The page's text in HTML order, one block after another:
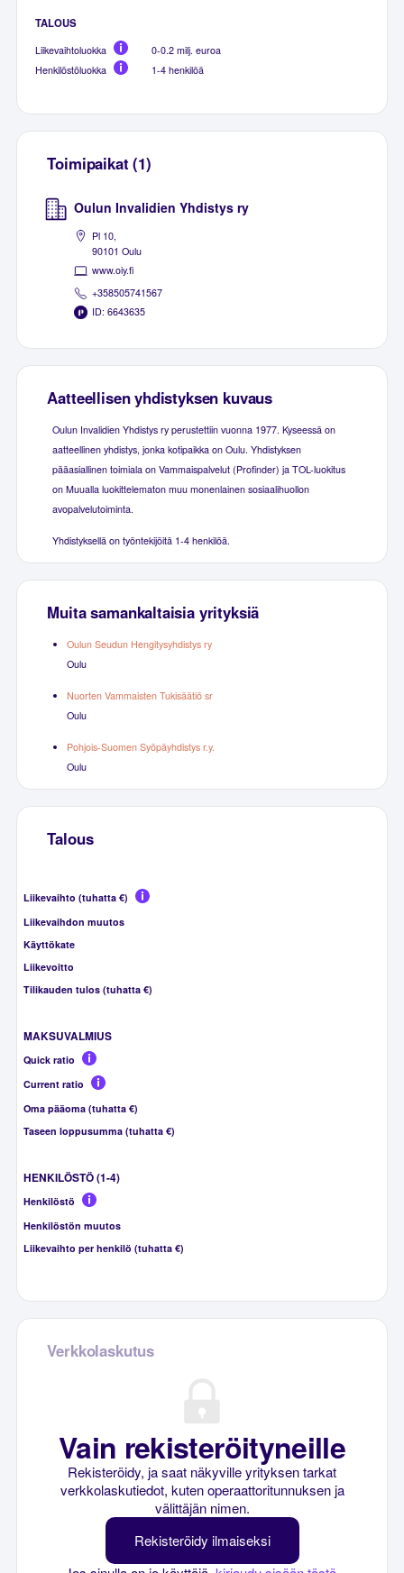
TALOUS
Liikevaihtoluokka
0-0.2 milj. euroa
Henkilöstöluokka
1-4 henkilöä
Toimipaikat (1)
Oulun Invalidien Yhdistys ry
Pl 10,
90101 Oulu
www.oiy.fi
+358505741567
ID: 6643635
Aatteellisen yhdistyksen kuvaus
Oulun Invalidien Yhdistys ry perustettiin vuonna 1977. Kyseessä on
aatteellinen yhdistys, jonka kotipaikka on Oulu. Yhdistyksen
pääasiallinen toimiala on Vammaispalvelut (Profinder) ja TOL-luokitus
on Muualla luokittelematon muu monenlainen sosiaalihuollon
avopalvelutoiminta.
Yhdistyksellä on työntekijöitä 1-4 henkilöä.
Muita samankaltaisia yrityksiä
Oulun Seudun Hengitysyhdistys ry
Oulu
Nuorten Vammaisten Tukisäätiö sr
Oulu
Pohjois-Suomen Syöpäyhdistys r.y.
Oulu
Talous
Liikevaihto (tuhatta €)
Liikevaihdon muutos
Käyttökate
Liikevoitto
Tilikauden tulos (tuhatta €)
MAKSUVALMIUS
Quick ratio
Current ratio
Oma pääoma (tuhatta €)
Taseen loppusumma (tuhatta €)
HENKILÖSTÖ (1-4)
Henkilöstö
Henkilöstön muutos
Liikevaihto per henkilö (tuhatta €)
Verkkolaskutus
Vain rekisteröityneille
Rekisteröidy, ja saat näkyville yrityksen tarkat
verkkolaskutiedot, kuten operaattoritunnuksen ja
välittäjän nimen.
Rekisteröidy ilmaiseksi